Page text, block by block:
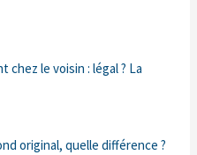
chez le voisin : légal ? La
original, quelle différence ?